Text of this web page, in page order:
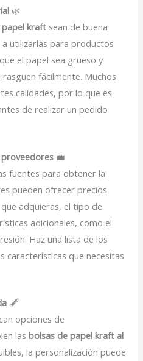
🌿
papel kraft sean de buena
a utilizarlas para productos
el papel sea grueso y
fácilmente. Muchos
calidades, por lo que es
de realizar un pedido
💼
fuentes para obtener la
pueden ofrecer precios
adquieras, el tipo de
adicionales, como el
Haz una lista de los
características que necesitas
🖋️
opciones de
lasbolsas de papel kraft al
la personalización puede